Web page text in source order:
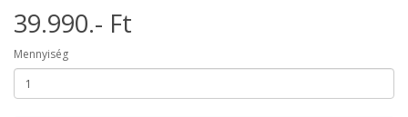
39.990.- Ft
Mennyiség